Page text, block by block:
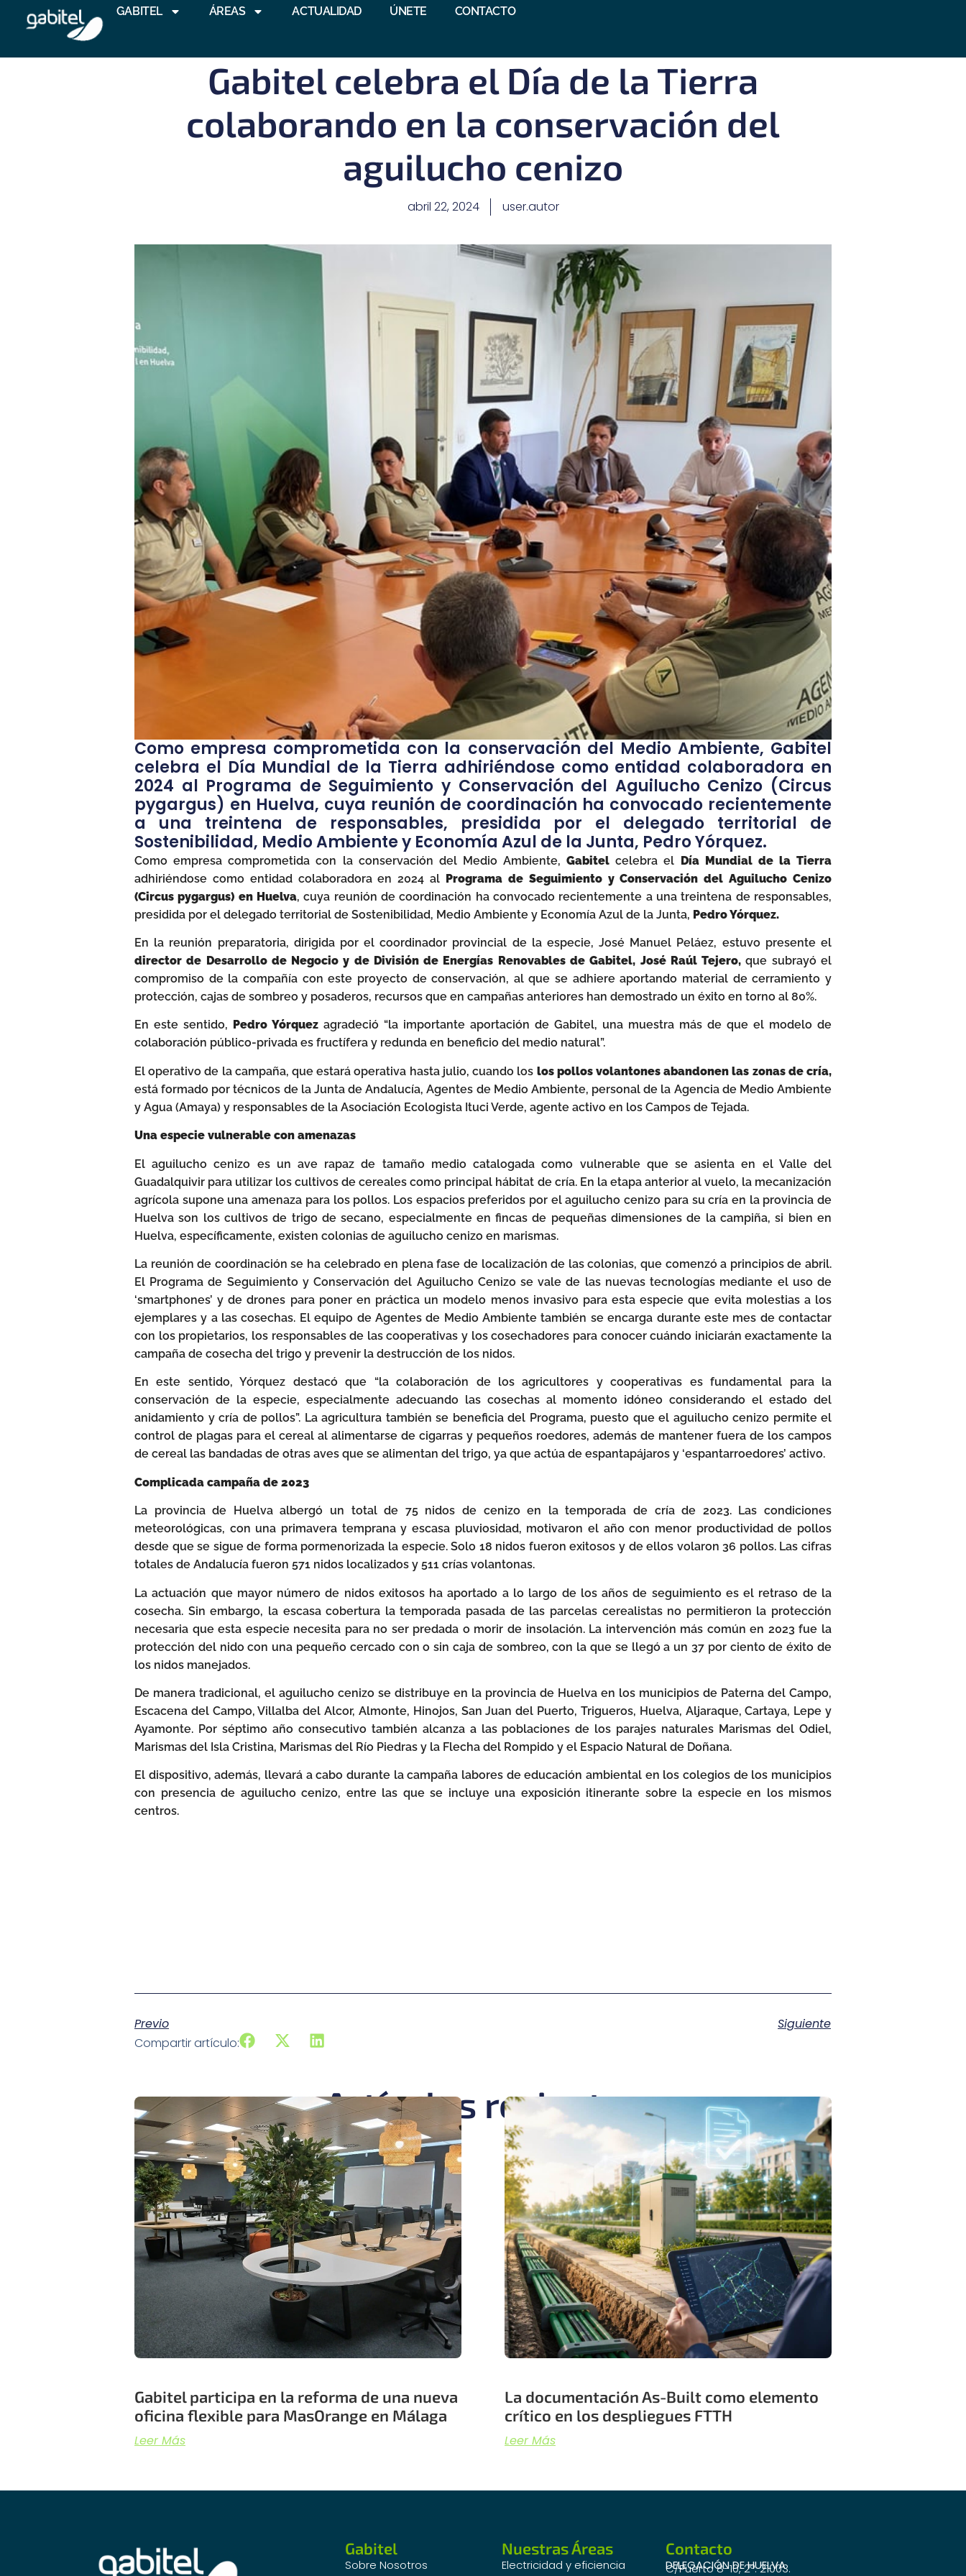
GABITEL ÁREAS ACTUALIDAD ÚNETE CONTACTO
Gabitel celebra el Día de la Tierra
colaborando en la conservación del
aguilucho cenizo
abril 22, 2024 user.autor
Como empresa comprometida con la conservación del Medio Ambiente, Gabitel
celebra el Día Mundial de la Tierra adhiriéndose como entidad colaboradora en
2024 al Programa de Seguimiento y Conservación del Aguilucho Cenizo (Circus
pygargus) en Huelva, cuya reunión de coordinación ha convocado recientemente
a una treintena de responsables, presidida por el delegado territorial de
Sostenibilidad, Medio Ambiente y Economía Azul de la Junta, Pedro Yórquez.
Como empresa comprometida con la conservación del Medio Ambiente,Gabitel celebra el Día Mundial de la Tierra
adhiriéndose como entidad colaboradora en 2024 al Programa de Seguimiento y Conservación del Aguilucho Cenizo
(Circus pygargus) en Huelva, cuya reunión de coordinación ha convocado recientemente a una treintena de responsables,
presidida por el delegado territorial de Sostenibilidad, Medio Ambiente y Economía Azul de la Junta, Pedro Yórquez.
En la reunión preparatoria, dirigida por el coordinador provincial de la especie, José Manuel Peláez, estuvo presente el
director de Desarrollo de Negocio y de División de Energías Renovables de Gabitel, José Raúl Tejero, que subrayó el
compromiso de la compañía con este proyecto de conservación, al que se adhiere aportando material de cerramiento y
protección, cajas de sombreo y posaderos, recursos que en campañas anteriores han demostrado un éxito en torno al 80%.
En este sentido, Pedro Yórquez agradeció “la importante aportación de Gabitel, una muestra más de que el modelo de
colaboración público-privada es fructífera y redunda en beneficio del medio natural”.
El operativo de la campaña, que estará operativa hasta julio, cuando los los pollos volantones abandonen las zonas de cría,
está formado por técnicos de la Junta de Andalucía, Agentes de Medio Ambiente, personal de la Agencia de Medio Ambiente
y Agua (Amaya) y responsables de la Asociación Ecologista Ituci Verde, agente activo en los Campos de Tejada.
Una especie vulnerable con amenazas
El aguilucho cenizo es un ave rapaz de tamaño medio catalogada como vulnerable que se asienta en el Valle del
Guadalquivir para utilizar los cultivos de cereales como principal hábitat de cría. En la etapa anterior al vuelo, la mecanización
agrícola supone una amenaza para los pollos. Los espacios preferidos por el aguilucho cenizo para su cría en la provincia de
Huelva son los cultivos de trigo de secano, especialmente en fincas de pequeñas dimensiones de la campiña, si bien en
Huelva, específicamente, existen colonias de aguilucho cenizo en marismas.
La reunión de coordinación se ha celebrado en plena fase de localización de las colonias, que comenzó a principios de abril.
El Programa de Seguimiento y Conservación del Aguilucho Cenizo se vale de las nuevas tecnologías mediante el uso de
‘smartphones’ y de drones para poner en práctica un modelo menos invasivo para esta especie que evita molestias a los
ejemplares y a las cosechas. El equipo de Agentes de Medio Ambiente también se encarga durante este mes de contactar
con los propietarios, los responsables de las cooperativas y los cosechadores para conocer cuándo iniciarán exactamente la
campaña de cosecha del trigo y prevenir la destrucción de los nidos.
En este sentido, Yórquez destacó que “la colaboración de los agricultores y cooperativas es fundamental para la
conservación de la especie, especialmente adecuando las cosechas al momento idóneo considerando el estado del
anidamiento y cría de pollos”. La agricultura también se beneficia del Programa, puesto que el aguilucho cenizo permite el
control de plagas para el cereal al alimentarse de cigarras y pequeños roedores, además de mantener fuera de los campos
de cereal las bandadas de otras aves que se alimentan del trigo, ya que actúa de espantapájaros y ‘espantarroedores’ activo.
Complicada campaña de 2023
La provincia de Huelva albergó un total de 75 nidos de cenizo en la temporada de cría de 2023. Las condiciones
meteorológicas, con una primavera temprana y escasa pluviosidad, motivaron el año con menor productividad de pollos
desde que se sigue de forma pormenorizada la especie. Solo 18 nidos fueron exitosos y de ellos volaron 36 pollos. Las cifras
totales de Andalucía fueron 571 nidos localizados y 511 crías volantonas.
La actuación que mayor número de nidos exitosos ha aportado a lo largo de los años de seguimiento es el retraso de la
cosecha. Sin embargo, la escasa cobertura la temporada pasada de las parcelas cerealistas no permitieron la protección
necesaria que esta especie necesita para no ser predada o morir de insolación. La intervención más común en 2023 fue la
protección del nido con una pequeño cercado con o sin caja de sombreo, con la que se llegó a un 37 por ciento de éxito de
los nidos manejados.
De manera tradicional, el aguilucho cenizo se distribuye en la provincia de Huelva en los municipios de Paterna del Campo,
Escacena del Campo, Villalba del Alcor, Almonte, Hinojos, San Juan del Puerto, Trigueros, Huelva, Aljaraque, Cartaya, Lepe y
Ayamonte. Por séptimo año consecutivo también alcanza a las poblaciones de los parajes naturales Marismas del Odiel,
Marismas del Isla Cristina, Marismas del Río Piedras y la Flecha del Rompido y el Espacio Natural de Doñana.
El dispositivo, además, llevará a cabo durante la campaña labores de educación ambiental en los colegios de los municipios
con presencia de aguilucho cenizo, entre las que se incluye una exposición itinerante sobre la especie en los mismos
centros.
Previo
Siguiente
Compartir artículo:
Artículos recientes
Gabitel participa en la reforma de una nueva
oficina flexible para MasOrange en Málaga
Leer Más
La documentación As-Built como elemento
crítico en los despliegues FTTH
Leer Más
Gabitel
Sobre Nosotros
Nuestras Áreas
Electricidad y eficiencia
Contacto
DELEGACIÓN DE HUELVA
C/Puerto 8-10, 2º. 21003.